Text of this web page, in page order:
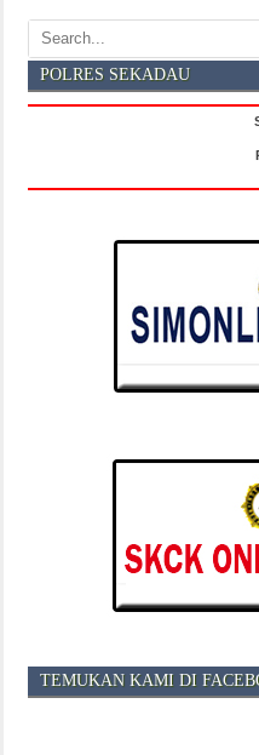
POLRES SEKADAU
TEMUKAN KAMI DI